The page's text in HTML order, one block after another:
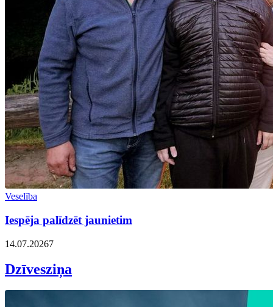
Veselība
Iespēja palīdzēt jaunietim
14.07.20267
Dzīvesziņa